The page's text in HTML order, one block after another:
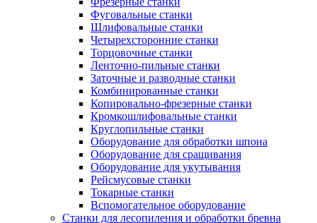
Фуговальные станки
Шлифовальные станки
Четырехсторонние станки
Торцовочные станки
Ленточно-пильные станки
Заточные и разводные станки
Комбинированные станки
Копировально-фрезерные станки
Кромкошлифовальные станки
Круглопильные станки
Оборудование для обработки шпона
Оборудование для сращивания
Оборудование для укутывания
Рейсмусовые станки
Токарные станки
Вспомогательное оборудование
Станки для лесопиления и обработки бревна